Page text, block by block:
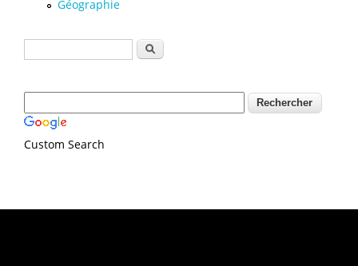
Géographie
Formulaire de recherche
Rechercher
Custom Search